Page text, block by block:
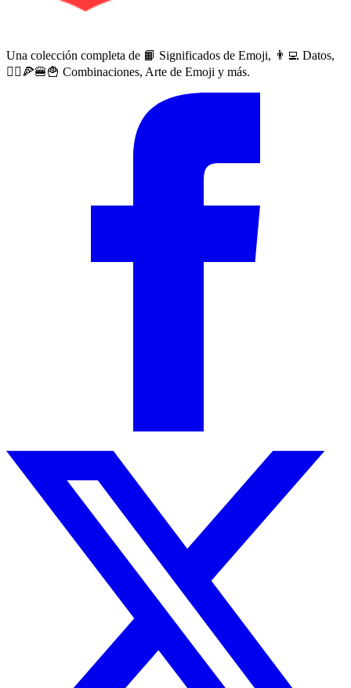
Una colección completa de 📙 Significados de Emoji, 👨‍💻 Datos,
🙅‍♀️🍕🍔🍟 Combinaciones, Arte de Emoji y más.